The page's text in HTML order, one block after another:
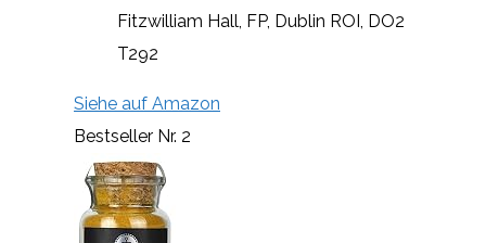
Fitzwilliam Hall, FP, Dublin ROI, DO2
T292
Siehe auf Amazon
Bestseller Nr. 2